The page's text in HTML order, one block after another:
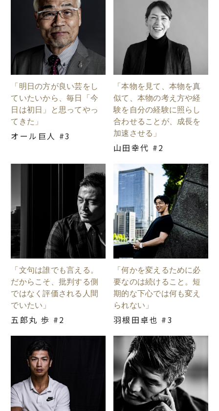
「明日の方が良い芸をし
ていたいから、毎日「今
日は初日」と思ってやっ
てきた」
オール巨人 #3
「本物を見て、本物を真
似て、本物の考え方や経
験を自分の経験に照らし
合わせることが、成長を
加速させる」
山田幸代 #2
「文句は誰でも言える。
だからこそ、批判する側
ではなく評価される人間
でいたい」
五郎丸 歩 #2
「何かを変えるために必
要なのは続けること。短
期的な下心では何も変え
られない」
羽根田卓也 #3